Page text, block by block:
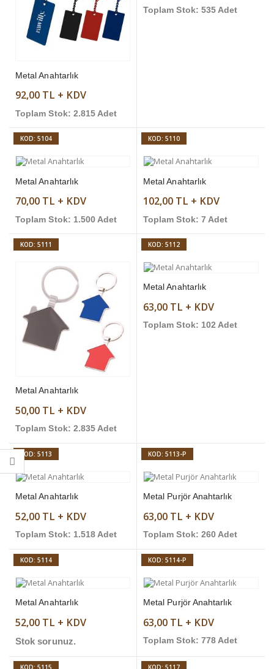
Metal Anahtarlık
92,00 TL + KDV
Toplam Stok: 2.815 Adet
Toplam Stok: 535 Adet
KOD: 5104
Metal Anahtarlık
70,00 TL + KDV
Toplam Stok: 1.500 Adet
KOD: 5110
Metal Anahtarlık
102,00 TL + KDV
Toplam Stok: 7 Adet
KOD: 5111
Metal Anahtarlık
50,00 TL + KDV
Toplam Stok: 2.835 Adet
KOD: 5112
Metal Anahtarlık
63,00 TL + KDV
Toplam Stok: 102 Adet
KOD: 5113
Metal Anahtarlık
52,00 TL + KDV
Toplam Stok: 1.518 Adet
KOD: 5113-P
Metal Purjör Anahtarlık
63,00 TL + KDV
Toplam Stok: 260 Adet
KOD: 5114
Metal Anahtarlık
52,00 TL + KDV
Stok sorunuz.
KOD: 5114-P
Metal Purjör Anahtarlık
63,00 TL + KDV
Toplam Stok: 778 Adet
KOD: 5115 KOD: 5117